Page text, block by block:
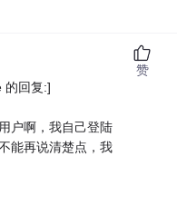
的回复:]
户啊，我自己登陆
能再说清楚点，我
赞